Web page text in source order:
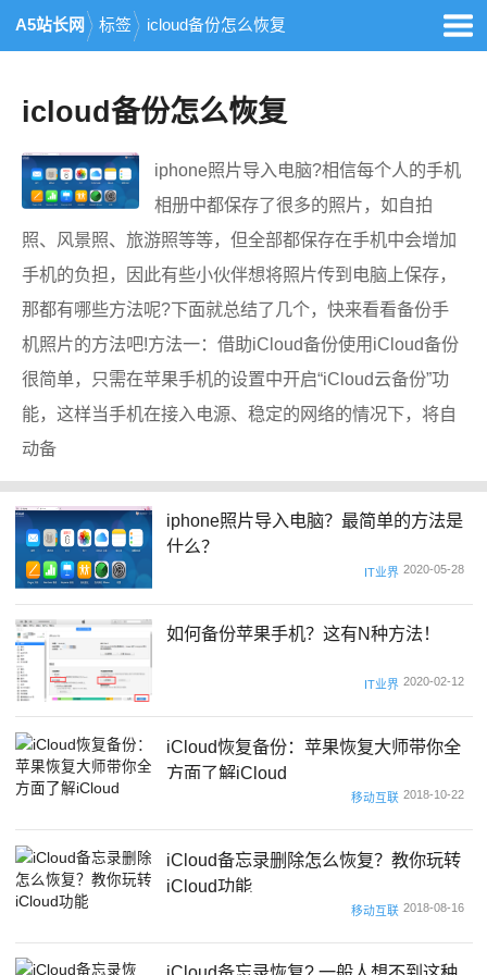
A5站长网 标签 icloud备份怎么恢复
icloud备份怎么恢复
iphone照片导入电脑?相信每个人的手机
相册中都保存了很多的照片，如自拍
照、风景照、旅游照等等，但全部都保存在手机中会增加
手机的负担，因此有些小伙伴想将照片传到电脑上保存，
那都有哪些方法呢?下面就总结了几个，快来看看备份手
机照片的方法吧!方法一：借助iCloud备份使用iCloud备份
很简单，只需在苹果手机的设置中开启“iCloud云备份”功
能，这样当手机在接入电源、稳定的网络的情况下，将自
动备
iphone照片导入电脑？最简单的方法是
什么？
IT业界 2020-05-28
如何备份苹果手机？这有N种方法！
IT业界 2020-02-12
iCloud恢复备份：苹果恢复大师带你全
方面了解iCloud
移动互联 2018-10-22
iCloud备忘录删除怎么恢复？教你玩转
iCloud功能
移动互联 2018-08-16